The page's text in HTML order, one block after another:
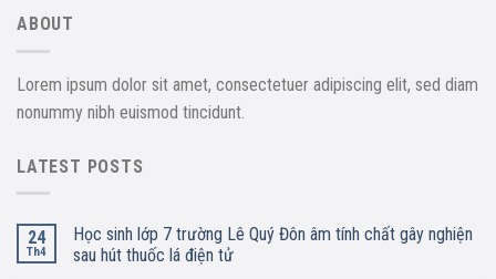
ABOUT
Lorem ipsum dolor sit amet, consectetuer adipiscing elit, sed diam
nonummy nibh euismod tincidunt.
LATEST POSTS
24
Th4
Học sinh lớp 7 trường Lê Quý Đôn âm tính chất gây nghiện
sau hút thuốc lá điện tử